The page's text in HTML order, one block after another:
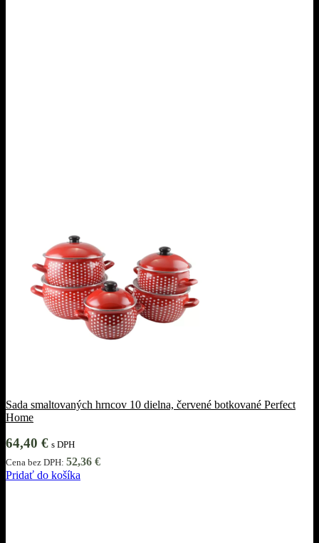
Sada smaltovaných hrncov 10 dielna, červené botkované Perfect
Home
64,40 € s DPH
Cena bez DPH: 52,36 €
Pridať do košíka